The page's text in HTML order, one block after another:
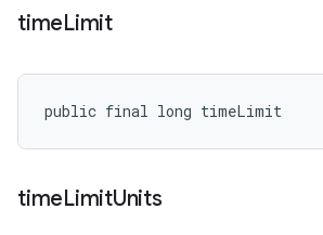
timeLimit
public final long timeLimit
timeLimitUnits